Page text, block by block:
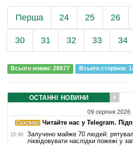
Перша 24 25 26
30 31 32 33 34
Всього новин: 28677 Всього сторiнок:
ОСТАННІ НОВИНИ
09 серпня 2026
Читайте нас у Telegram.
15:48
Залучено майже 70 людей:
ліквідовувати наслідки пожежі у